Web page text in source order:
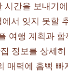
시간을 보내기
서 잊지 못할
여행 계획과
정보를 상세
매력에 흠뻑 빠